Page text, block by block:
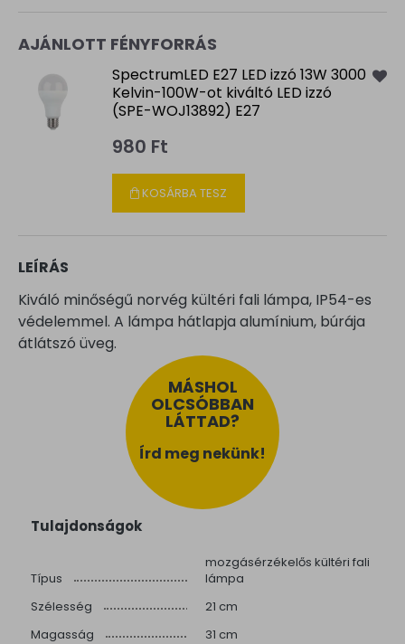
AJÁNLOTT FÉNYFORRÁS
SpectrumLED E27 LED izzó 13W 3000
Kelvin-100W-ot kiváltó LED izzó
(SPE-WOJ13892) E27
980 Ft
KOSÁRBA TESZ
LEÍRÁS
Kiváló minőségű norvég kültéri fali lámpa, IP54-es
védelemmel. A lámpa hátlapja alumínium, búrája
átlátszó üveg.
MÁSHOL
OLCSÓBBAN
LÁTTAD?
Írd meg nekünk!
Tulajdonságok
Típus
mozgásérzékelős kültéri fali
lámpa
Szélesség
21 cm
Magasság
31 cm